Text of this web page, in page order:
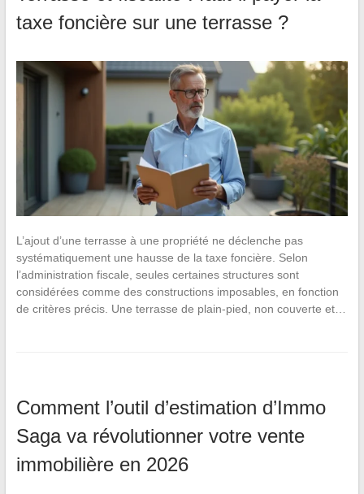
taxe foncière sur une terrasse ?
L’ajout d’une terrasse à une propriété ne déclenche pas
systématiquement une hausse de la taxe foncière. Selon
l’administration fiscale, seules certaines structures sont
considérées comme des constructions imposables, en fonction
de critères précis. Une terrasse de plain-pied, non couverte et…
Comment l’outil d’estimation d’Immo
Saga va révolutionner votre vente
immobilière en 2026